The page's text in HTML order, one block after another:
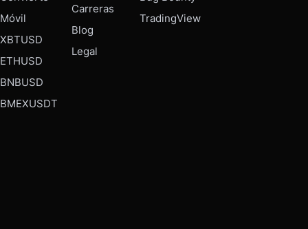
Móvil
XBTUSD
ETHUSD
BNBUSD
BMEXUSDT
Carreras
Blog
Legal
TradingView